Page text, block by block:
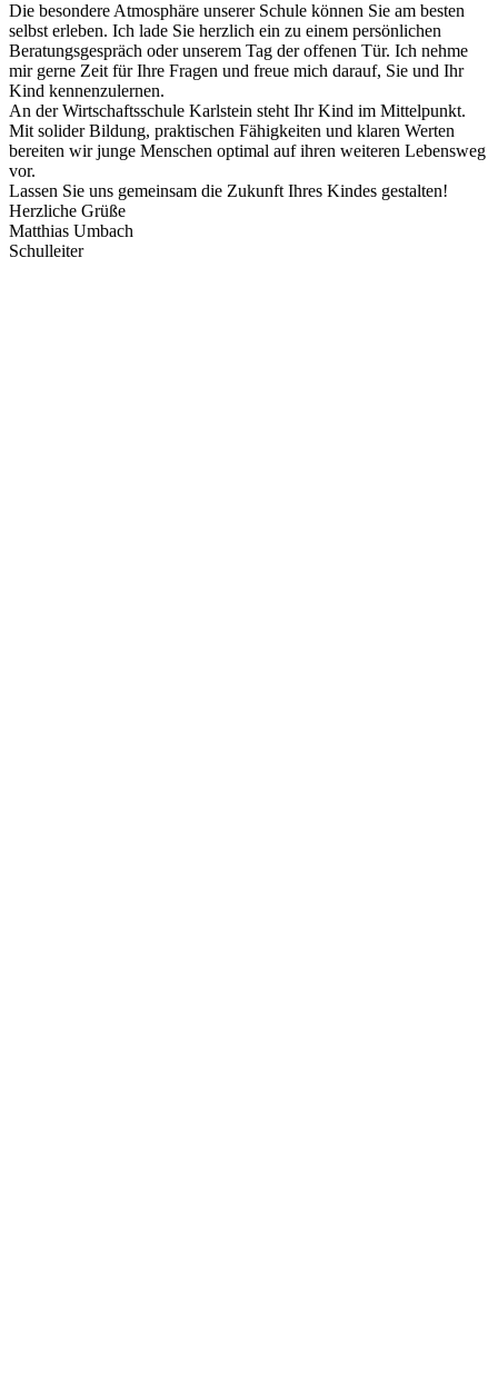
Die besondere Atmosphäre unserer Schule können Sie am besten
selbst erleben. Ich lade Sie herzlich ein zu einem persönlichen
Beratungsgespräch oder unserem Tag der offenen Tür. Ich nehme
mir gerne Zeit für Ihre Fragen und freue mich darauf, Sie und Ihr
Kind kennenzulernen.
An der Wirtschaftsschule Karlstein steht Ihr Kind im Mittelpunkt.
Mit solider Bildung, praktischen Fähigkeiten und klaren Werten
bereiten wir junge Menschen optimal auf ihren weiteren Lebensweg
vor.
Lassen Sie uns gemeinsam die Zukunft Ihres Kindes gestalten!
Herzliche Grüße
Matthias Umbach
Schulleiter